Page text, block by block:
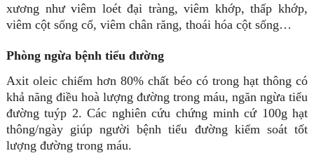
xương như viêm loét đại tràng, viêm khớp, thấp khớp,
viêm cột sống cổ, viêm chân răng, thoái hóa cột sống…
Phòng ngừa bệnh tiểu đường
Axit oleic chiếm hơn 80% chất béo có trong hạt thông có
khả năng điều hoà lượng đường trong máu, ngăn ngừa tiểu
đường tuýp 2. Các nghiên cứu chứng minh cứ 100g hạt
thông/ngày giúp người bệnh tiểu đường kiểm soát tốt
lượng đường trong máu.